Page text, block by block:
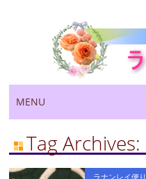
Main menu
to
MENU
Tag Archives:
ラナンレイ便り